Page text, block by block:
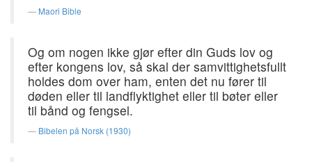
Maori Bible
Og om nogen ikke gjør efter din Guds lov og
efter kongens lov, så skal der samvittighetsfullt
holdes dom over ham, enten det nu fører til
døden eller til landflyktighet eller til bøter eller
til bånd og fengsel.
Bibelen på Norsk (1930)